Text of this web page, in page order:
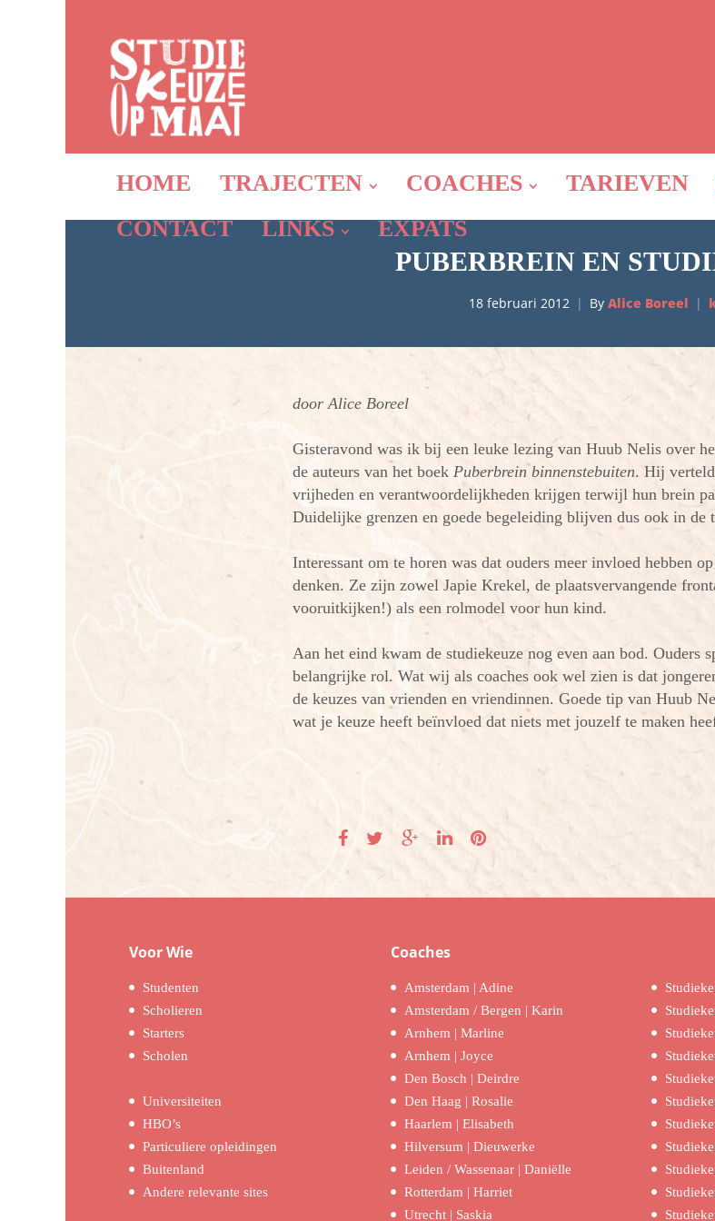
HOME TRAJECTEN COACHES TARIEVEN
CONTACT
LINKS EXPATS
PUBERBREIN EN
18 februari 2012 By Alice Boreel
door Alice Boreel
Gisteravond was ik bij een leuke lezing van Huub Nelis over
de auteurs van het boek Puberbrein binnenstebuiten. Hij
vrijheden en verantwoordelijkheden krijgen terwijl hun brein
Duidelijke grenzen en goede begeleiding blijven dus ook in de
Interessant om te horen was dat ouders meer invloed hebben
denken. Ze zijn zowel Japie Krekel, de plaatsvervangende
vooruitkijken!) als een rolmodel voor hun kind.
Aan het eind kwam de studiekeuze nog even aan bod. Ouders
belangrijke rol. Wat wij als coaches ook wel zien is dat
de keuzes van vrienden en vriendinnen. Goede tip van Huub
wat je keuze heeft beïnvloed dat niets met jouzelf te maken
Voor Wie
Studenten
Scholieren
Starters
Scholen
Universiteiten
HBO’s
Particuliere opleidingen
Buitenland
Andere relevante sites
Coaches
Amsterdam | Adine
Amsterdam / Bergen | Karin
Arnhem | Marline
Arnhem | Joyce
Den Bosch | Deirdre
Den Haag | Rosalie
Haarlem | Elisabeth
Hilversum | Dieuwerke
Leiden / Wassenaar | Daniëlle
Rotterdam | Harriet
Utrecht | Saskia